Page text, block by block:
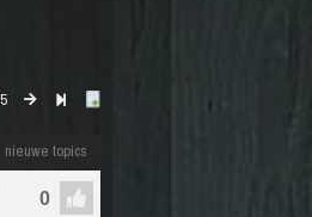
5
nieuwe topics